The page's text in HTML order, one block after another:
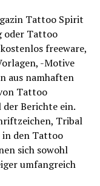
Tattoo Spirit
oder Tattoo
freeware,
-Motive
aus namhaften
Tattoo
Berichte ein.
Tribal
in den Tattoo
sich sowohl
umfangreich